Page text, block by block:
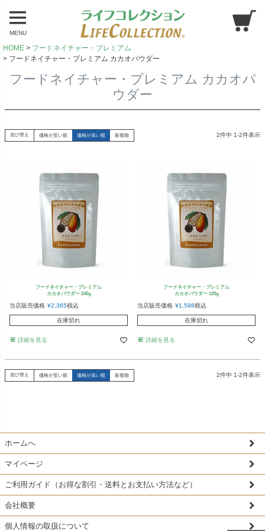
MENU
HOME
フードネイチャー・プレミアム
フードネイチャー・プレミアム カカオパウダー
フードネイチャー・プレミアム カカオパ
ウダー
並び替え 価格が安い順 価格が高い順 新着順 2件中 1-2件表示
フードネイチャー・プレミアム
カカオパウダー 240g
当店販売価格 ¥2,365税込
在庫切れ
詳細を見る
フードネイチャー・プレミアム
カカオパウダー 120g
当店販売価格 ¥1,598税込
在庫切れ
詳細を見る
並び替え 価格が安い順 価格が高い順 新着順 2件中 1-2件表示
ホームへ
マイページ
ご利用ガイド（お得な割引・送料とお支払い方法など）
会社概要
個人情報の取扱について